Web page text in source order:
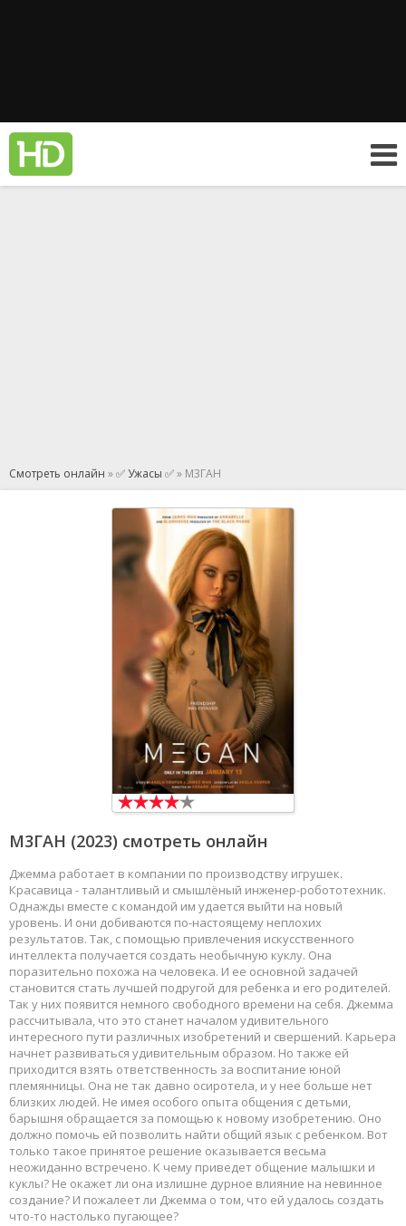
Смотреть онлайн »✅ Ужасы ✅» М3ГАН
М3ГАН (2023) смотреть онлайн
Джемма работает в компании по производству игрушек.
Красавица - талантливый и смышлёный инженер-робототехник.
Однажды вместе с командой им удается выйти на новый
уровень. И они добиваются по-настоящему неплохих
результатов. Так, с помощью привлечения искусственного
интеллекта получается создать необычную куклу. Она
поразительно похожа на человека. И ее основной задачей
становится стать лучшей подругой для ребенка и его родителей.
Так у них появится немного свободного времени на себя. Джемма
рассчитывала, что это станет началом удивительного
интересного пути различных изобретений и свершений. Карьера
начнет развиваться удивительным образом. Но также ей
приходится взять ответственность за воспитание юной
племянницы. Она не так давно осиротела, и у нее больше нет
близких людей. Не имея особого опыта общения с детьми,
барышня обращается за помощью к новому изобретению. Оно
должно помочь ей позволить найти общий язык с ребенком. Вот
только такое принятое решение оказывается весьма
неожиданно встречено. К чему приведет общение малышки и
куклы? Не окажет ли она излишне дурное влияние на невинное
создание? И пожалеет ли Джемма о том, что ей удалось создать
что-то настолько пугающее?